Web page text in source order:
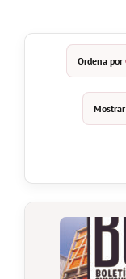
Tienda
Noticias
Hazte Socio
Ordena por
Mostrar